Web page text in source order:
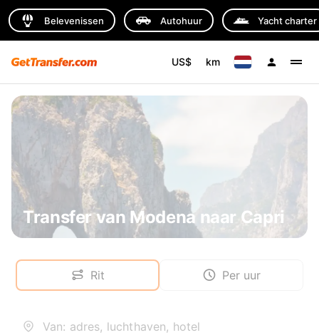
Belevenissen Autohuur Yacht charter
US$ km
Transfer van Modena naar Capri
Rit Per uur
Van: adres, luchthaven, hotel